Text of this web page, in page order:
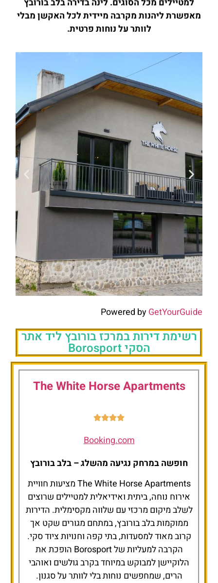
מאפשרת ליהנות מקרבה מיידית לכל האקשן מבלי
לוותר על נוחות פרטית.
The White Horse
Apartments
להזמנת הדירה
לחצו כאן
Powered byGetYourGuide
רשימת דירות במרכז בורובץ ליד אתר
הסקי Borosport
The White Horse Apartments
Booking.com
חופשה במרחק נגיעה מהשלג – בלב בורובץ
The White Horse Apartments מציעות חוויית
אירוח נוחה, ביתית ואידיאלית למטיילים שרוצים
לשלב מיקום מרכזי עם שלווה מקסימלית. הדירות
ממוקמות בלב בורובץ, במתחם מגורים שקט אך
קרוב מאוד למסעדות, בתי קפה וחנויות ציוד סקי.
הקרבה למעליות של Borosport הופכת את
הלוקיישן למבוקש במיוחד בקרב גולשים ואוהבי
הרים, שמחפשים נוחות בלי לוותר על סגנון.